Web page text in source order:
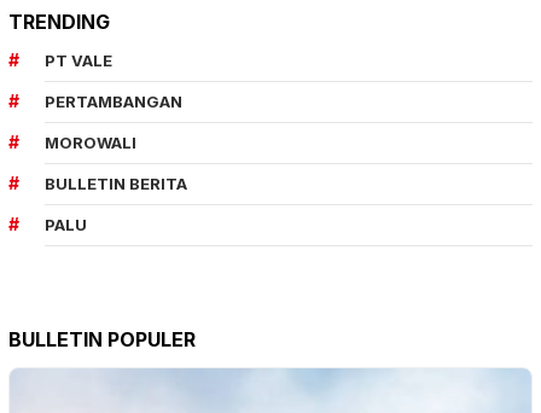
TRENDING
PT VALE
PERTAMBANGAN
MOROWALI
BULLETIN BERITA
PALU
BULLETIN POPULER